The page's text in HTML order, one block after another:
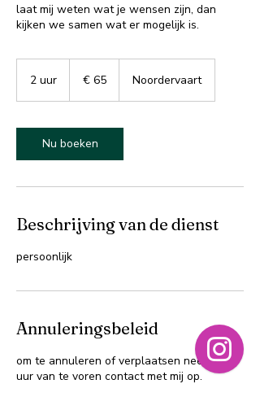
laat mij weten wat je wensen zijn, dan
kijken we samen wat er mogelijk is.
2 uur
r
€ 65 Noordervaart
Nu boeken
Beschrijving van de dienst
persoonlijk
Annuleringsbeleid
om te annuleren of verplaatsen neem 24
uur van te voren contact met mij op.